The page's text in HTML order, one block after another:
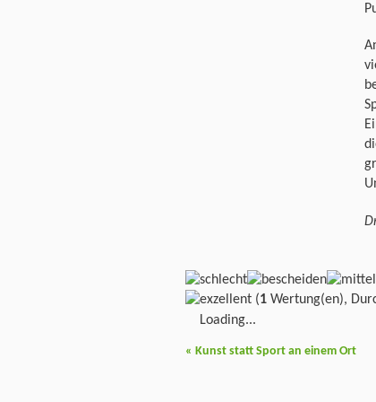
(1 Wertung(en),
Loading...
« Kunst statt Sport an einem Ort